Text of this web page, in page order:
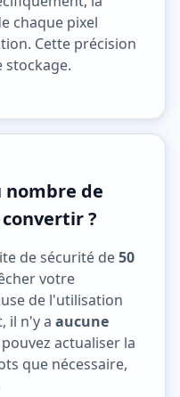
chaque pixel
Cette précision
stockage.
nombre de
?
de sécurité de50
votre
de l'utilisation
il n'y a aucune
actualiser la
que nécessaire,